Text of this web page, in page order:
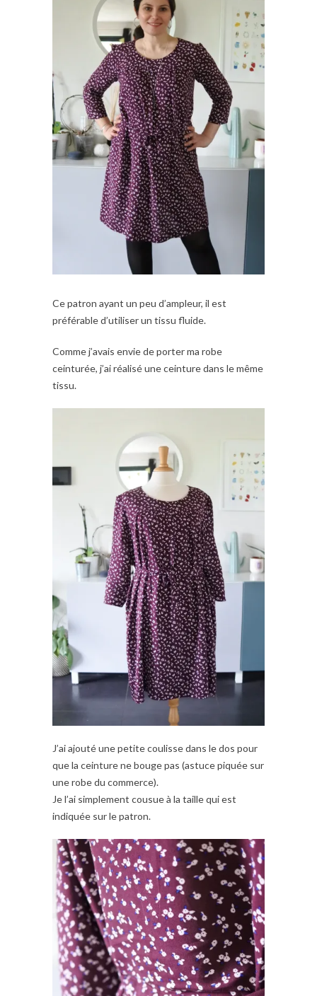
Ce patron ayant un peu d’ampleur, il est
préférable d’utiliser un tissu fluide.
Comme j’avais envie de porter ma robe
ceinturée, j’ai réalisé une ceinture dans le même
tissu.
J’ai ajouté une petite coulisse dans le dos pour
que la ceinture ne bouge pas (astuce piquée sur
une robe du commerce).
Je l’ai simplement cousue à la taille qui est
indiquée sur le patron.